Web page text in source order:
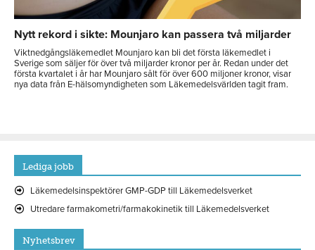
Nytt rekord i sikte: Mounjaro kan passera två miljarder
Viktnedgångsläkemedlet Mounjaro kan bli det första läkemedlet i
Sverige som säljer för över två miljarder kronor per år. Redan under det
första kvartalet i år har Mounjaro sålt för över 600 miljoner kronor, visar
nya data från E-hälsomyndigheten som Läkemedelsvärlden tagit fram.
Lediga jobb
Läkemedelsinspektörer GMP-GDP till Läkemedelsverket
Utredare farmakometri/farmakokinetik till Läkemedelsverket
Nyhetsbrev